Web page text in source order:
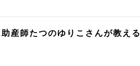
産師たつのゆりこさんが教え